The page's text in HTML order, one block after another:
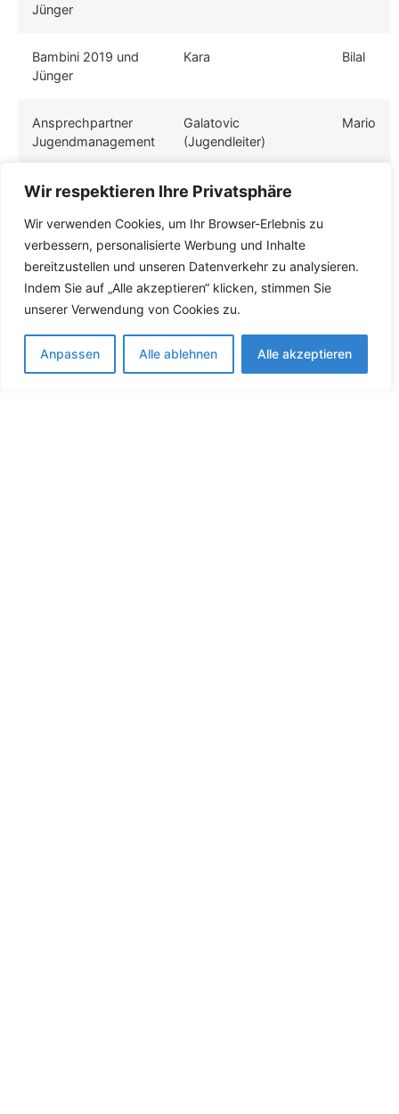
Wir respektieren Ihre Privatsphäre
Wir verwenden Cookies, um Ihr Browser-Erlebnis zu
verbessern, personalisierte Werbung und Inhalte
bereitzustellen und unseren Datenverkehr zu analysieren.
Indem Sie auf „Alle akzeptieren“ klicken, stimmen Sie
unserer Verwendung von Cookies zu.
Anpassen Alle ablehnen Alle akzeptieren
Jünger
Bambini 2019 und
Jünger
Kara Bilal
Ansprechpartner
Jugendmanagement
Galatovic
(Jugendleiter)
Mario
Ansprechpartner
Keller (stellv.
Ansprechpartner
Jugendmanagement
Dollinger (JM -
Spielbetrieb)
Jugendmanagement
Mädchenbeauftragte)